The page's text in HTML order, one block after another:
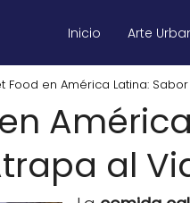
Inicio Arte
Food en América Latina:
al